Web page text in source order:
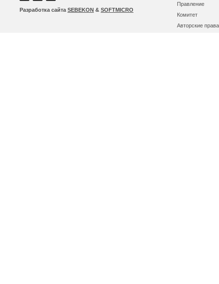
Разработка сайта SEBEKON & SOFTMICRO
Правление
Комитет
Авторские права